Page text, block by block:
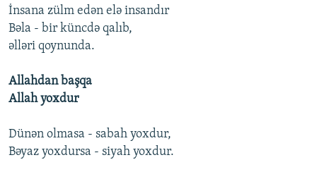
İnsana zülm edən elə insandır
Bəla - bir küncdə qalıb,
əlləri qoynunda.
Allahdan başqa
Allah yoxdur
Dünən olmasa - sabah yoxdur,
Bəyaz yoxdursa - siyah yoxdur.